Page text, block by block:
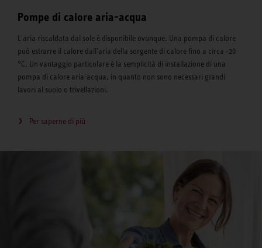
Pompe di calore aria-acqua
L'aria riscaldata dal sole è disponibile ovunque. Una pompa di calore
può estrarre il calore dall'aria della sorgente di calore fino a circa -20
°C. Un vantaggio particolare è la semplicità di installazione di una
pompa di calore aria-acqua, in quanto non sono necessari grandi
lavori al suolo o trivellazioni.
Per saperne di più